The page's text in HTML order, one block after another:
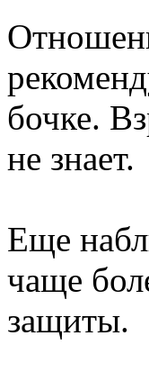
бочке.
не знает.
Еще
чаще
защиты.